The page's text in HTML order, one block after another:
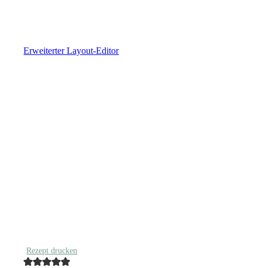
Erweiterter Layout-Editor
Rezept drucken